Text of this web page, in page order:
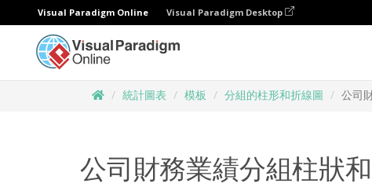
Visual Paradigm Online Visual Paradigm Desktop
統計圖表 模板 分組的柱形和折線圖 公司
公司財務業績分組柱狀